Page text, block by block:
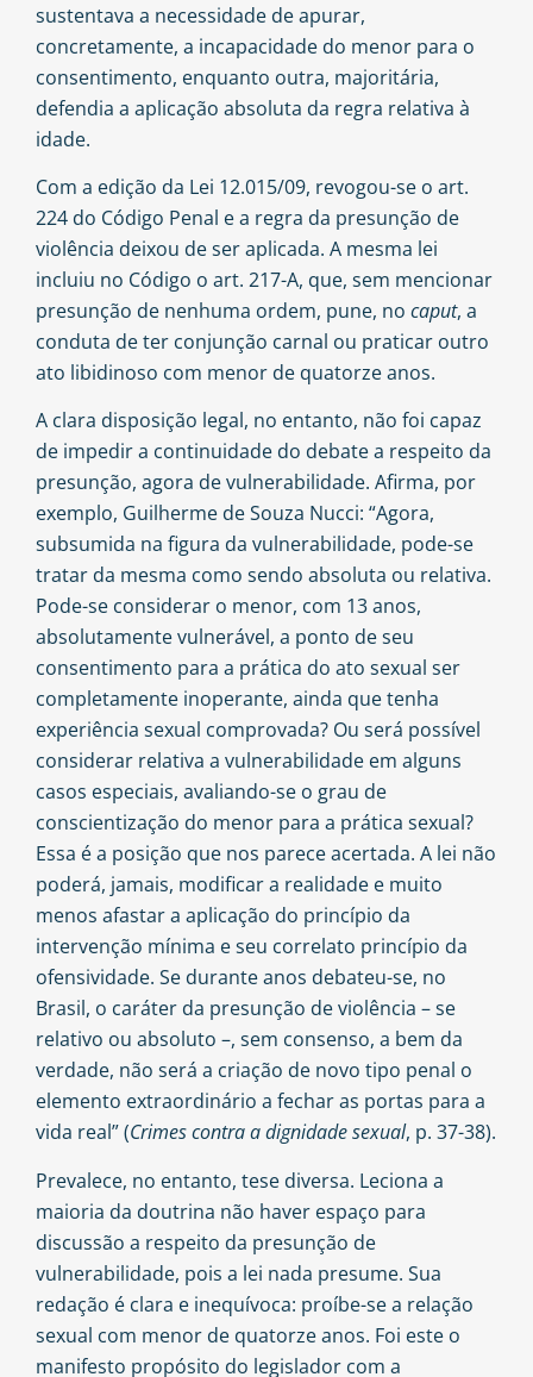
sustentava a necessidade de apurar,
concretamente, a incapacidade do menor para o
consentimento, enquanto outra, majoritária,
defendia a aplicação absoluta da regra relativa à
idade.
Com a edição da Lei 12.015/09, revogou-se o art.
224 do Código Penal e a regra da presunção de
violência deixou de ser aplicada. A mesma lei
incluiu no Código o art. 217-A, que, sem mencionar
presunção de nenhuma ordem, pune, no caput, a
conduta de ter conjunção carnal ou praticar outro
ato libidinoso com menor de quatorze anos.
A clara disposição legal, no entanto, não foi capaz
de impedir a continuidade do debate a respeito da
presunção, agora de vulnerabilidade. Afirma, por
exemplo, Guilherme de Souza Nucci: “Agora,
subsumida na figura da vulnerabilidade, pode-se
tratar da mesma como sendo absoluta ou relativa.
Pode-se considerar o menor, com 13 anos,
absolutamente vulnerável, a ponto de seu
consentimento para a prática do ato sexual ser
completamente inoperante, ainda que tenha
experiência sexual comprovada? Ou será possível
considerar relativa a vulnerabilidade em alguns
casos especiais, avaliando-se o grau de
conscientização do menor para a prática sexual?
Essa é a posição que nos parece acertada. A lei não
poderá, jamais, modificar a realidade e muito
menos afastar a aplicação do princípio da
intervenção mínima e seu correlato princípio da
ofensividade. Se durante anos debateu-se, no
Brasil, o caráter da presunção de violência – se
relativo ou absoluto –, sem consenso, a bem da
verdade, não será a criação de novo tipo penal o
elemento extraordinário a fechar as portas para a
vida real” (Crimes contra a dignidade sexual, p. 37-38).
Prevalece, no entanto, tese diversa. Leciona a
maioria da doutrina não haver espaço para
discussão a respeito da presunção de
vulnerabilidade, pois a lei nada presume. Sua
redação é clara e inequívoca: proíbe-se a relação
sexual com menor de quatorze anos. Foi este o
manifesto propósito do legislador com a